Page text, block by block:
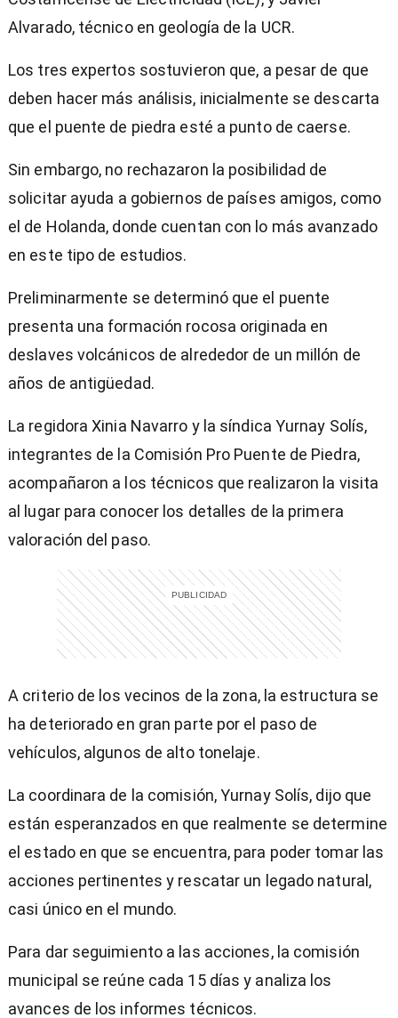
Alvarado, técnico en geología de la UCR.
Los tres expertos sostuvieron que, a pesar de que
deben hacer más análisis, inicialmente se descarta
que el puente de piedra esté a punto de caerse.
Sin embargo, no rechazaron la posibilidad de
solicitar ayuda a gobiernos de países amigos, como
el de Holanda, donde cuentan con lo más avanzado
en este tipo de estudios.
Preliminarmente se determinó que el puente
presenta una formación rocosa originada en
deslaves volcánicos de alrededor de un millón de
años de antigüedad.
La regidora Xinia Navarro y la síndica Yurnay Solís,
integrantes de la Comisión Pro Puente de Piedra,
acompañaron a los técnicos que realizaron la visita
al lugar para conocer los detalles de la primera
valoración del paso.
A criterio de los vecinos de la zona, la estructura se
ha deteriorado en gran parte por el paso de
vehículos, algunos de alto tonelaje.
La coordinara de la comisión, Yurnay Solís, dijo que
están esperanzados en que realmente se determine
el estado en que se encuentra, para poder tomar las
acciones pertinentes y rescatar un legado natural,
casi único en el mundo.
Para dar seguimiento a las acciones, la comisión
municipal se reúne cada 15 días y analiza los
avances de los informes técnicos.